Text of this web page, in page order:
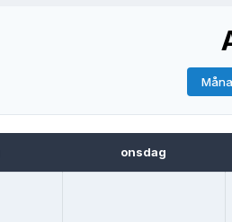
onsdag